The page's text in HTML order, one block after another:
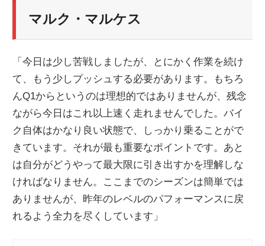
マルク・マルケス
「今日は少し苦戦しましたが、とにかく作業を続け
て、もう少しプッシュする必要があります。もちろ
んQ1からというのは理想的ではありませんが、残念
ながら今日はこれ以上速く走れませんでした。バイ
ク自体はかなり良い状態で、しっかり乗ることがで
きています。それが最も重要なポイントです。あと
は自分がどうやって最大限に引き出すかを理解しな
ければなりません。ここまでのシーズンは簡単では
ありませんが、昨年のレベルのパフォーマンスに戻
れるよう全力を尽くしています」